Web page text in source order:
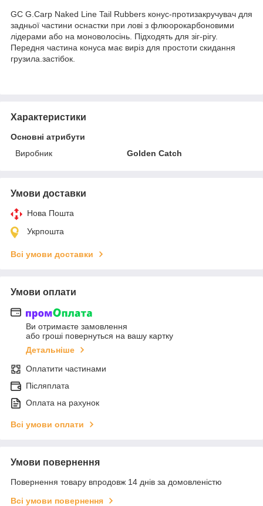
GC G.Carp Naked Line Tail Rubbers конус-протизакручувач для
задньої частини оснастки при лові з флюорокарбоновими
лідерами або на моноволосінь. Підходять для зіг-рігу.
Передня частина конуса має виріз для простоти скидання
грузила.застібок.
Характеристики
Основні атрибути
Виробник
Golden Catch
Умови доставки
Нова Пошта
Укрпошта
Всі умови доставки
Умови оплати
Ви отримаєте замовлення
або гроші повернуться на вашу картку
Детальніше
Оплатити частинами
Післяплата
Оплата на рахунок
Всі умови оплати
Умови повернення
Повернення товару впродовж 14 днів за домовленістю
Всі умови повернення